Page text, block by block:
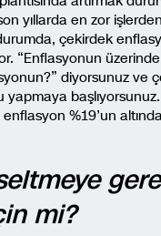
yıllarda en zor
çekirdek
“Enflasyonun
diyorsunuz ve
başlıyorsunuz.
%19’un
mi?